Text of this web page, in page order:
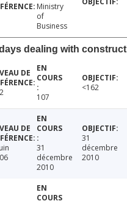
Ministry
of
Business
dealing with
107
<162
31
décembre
2010
31
décembre
2010